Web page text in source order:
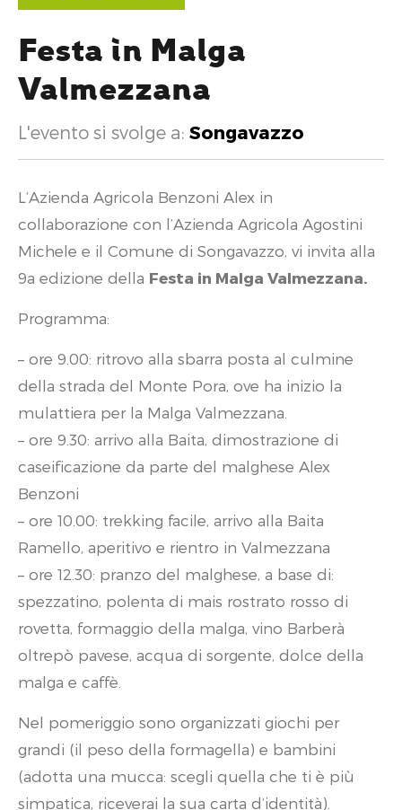
Festa in Malga
Valmezzana
L'evento si svolge a: Songavazzo
L’Azienda Agricola Benzoni Alex in
collaborazione con l’Azienda Agricola Agostini
Michele e il Comune di Songavazzo, vi invita alla
9a edizione della Festa in Malga Valmezzana.
Programma:
– ore 9.00: ritrovo alla sbarra posta al culmine
della strada del Monte Pora, ove ha inizio la
mulattiera per la Malga Valmezzana.
– ore 9.30: arrivo alla Baita, dimostrazione di
caseificazione da parte del malghese Alex
Benzoni
– ore 10.00: trekking facile, arrivo alla Baita
Ramello, aperitivo e rientro in Valmezzana
– ore 12.30: pranzo del malghese, a base di:
spezzatino, polenta di mais rostrato rosso di
rovetta, formaggio della malga, vino Barberà
oltrepò pavese, acqua di sorgente, dolce della
malga e caffè.
Nel pomeriggio sono organizzati giochi per
grandi (il peso della formagella) e bambini
(adotta una mucca: scegli quella che ti è più
simpatica, riceverai la sua carta d’identità).